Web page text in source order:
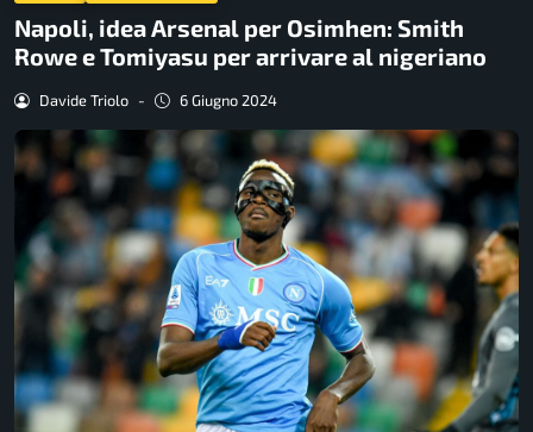
Napoli, idea Arsenal per Osimhen: Smith
Rowe e Tomiyasu per arrivare al nigeriano
Davide Triolo - 6 Giugno 2024